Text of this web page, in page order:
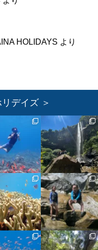
HOLIDAYS より
デイズ ＞